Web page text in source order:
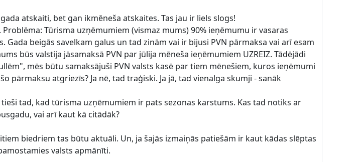
atskaiti, bet gan ikmēneša atskaites. Tas jau ir liels slogs!
Tūrisma uzņēmumiem (vismaz mums) 90% ieņēmumu ir vasaras
beigās savelkam galus un tad zinām vai ir bijusi PVN pārmaksa vai arī esam
būs valstija jāsamaksā PVN par jūlija mēneša ieņēmumiem UZREIZ. Tādējādi
mēs būtu samaksājuši PVN valsts kasē par tiem mēnešiem, kuros ieņēmumi
pārmaksu atgriezīs? Ja nē, tad traģiski. Ja jā, tad vienalga skumji - sanāk
tad, kad tūrisma uzņēmumiem ir pats sezonas karstums. Kas tad notiks ar
vai arī kaut kā citādāk?
biedriem tas būtu aktuāli. Un, ja šajās izmaiņās patiešām ir kaut kādas slēptas
valsts apmānīti.